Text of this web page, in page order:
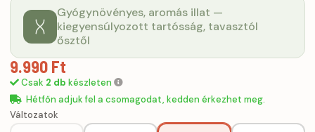
Gyógynövényes, aromás illat —
kiegyensúlyozott tartósság, tavasztól
ősztől
9.990 Ft
Csak 2 db készleten
Hétfőn adjuk fel a csomagodat, kedden érkezhet meg.
Változatok